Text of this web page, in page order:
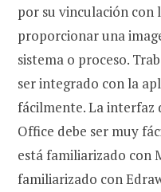
por su vinculación con
proporcionar una
sistema o proceso.
ser integrado con la
fácilmente. La interfaz
Office debe ser muy
está familiarizado con
familiarizado con